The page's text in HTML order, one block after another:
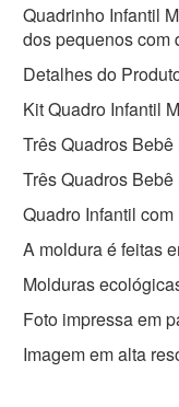
Quadrinho Infantil
dos pequenos com
Detalhes do
Kit Quadro Infantil
Três Quadros
Três Quadros
Quadro Infantil
A moldura é feitas
Molduras
Foto impressa em
Imagem em alta